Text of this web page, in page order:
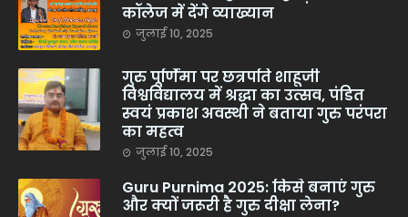
कॉलेज में देंगे व्याख्यान
जुलाई 10, 2025
गुरु पूर्णिमा पर छत्रपति शाहूजी
विश्वविद्यालय में श्रद्धा का उत्सव, पंडित
स्वयं प्रकाश अवस्थी ने बताया गुरु परंपरा
का महत्व
जुलाई 10, 2025
Guru Purnima 2025: किसे बनाएं गुरु
और क्यों जरूरी है गुरु दीक्षा लेना?